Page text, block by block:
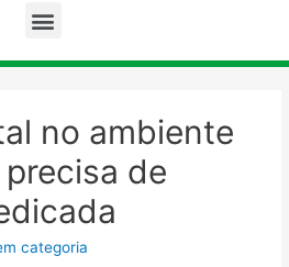
no ambiente
de
categoria